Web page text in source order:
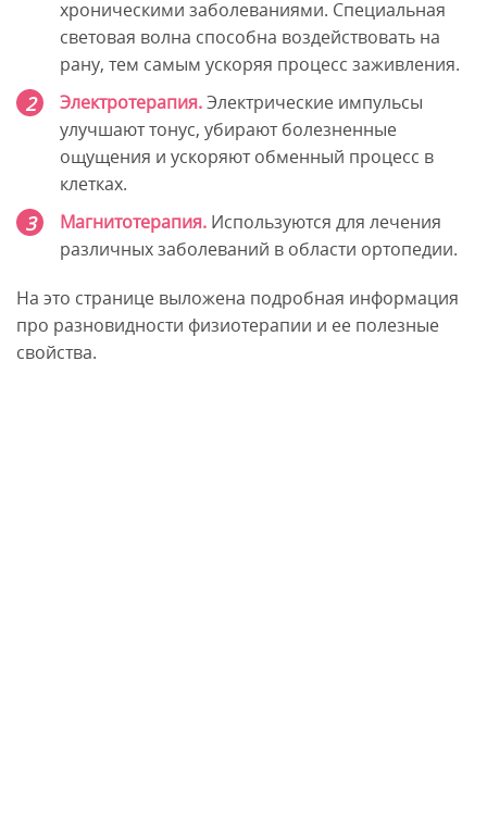
хроническими заболеваниями. Специальная
световая волна способна воздействовать на
рану, тем самым ускоряя процесс заживления.
Электротерапия.Электрические импульсы
улучшают тонус, убирают болезненные
ощущения и ускоряют обменный процесс в
клетках.
Магнитотерапия. Используются для лечения
различных заболеваний в области ортопедии.
На это странице выложена подробная информация
про разновидности физиотерапии и ее полезные
свойства.